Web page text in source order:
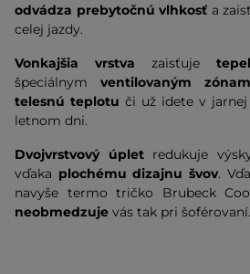
odvádza prebytočnú vlhkosť a
celej jazdy.
Vonkajšia vrstva zaisťuje
špeciálnym ventilovaným zónam
telesnú teplotu či už idete v
letnom dni.
Dvojvrstvový úpletredukuje
vďaka plochému dizajnu švov.
navyše termo tričko Brubeck
neobmedzuje vás tak pri šoférovaní.